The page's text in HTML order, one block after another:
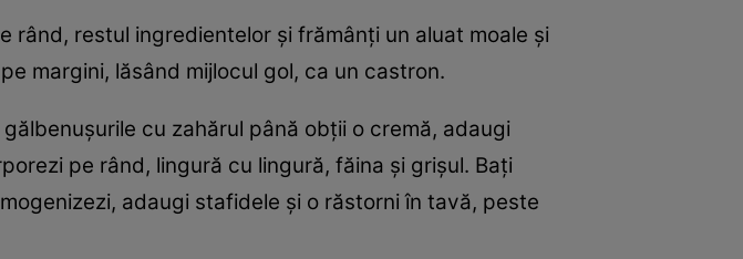
rând, restul ingredientelor și frămânți un aluat moale și
margini, lăsând mijlocul gol, ca un castron.
cu zahărul până obții o cremă, adaugi
pe rând, lingură cu lingură, făina și grișul. Bați
adaugi stafidele și o răstorni în tavă, peste